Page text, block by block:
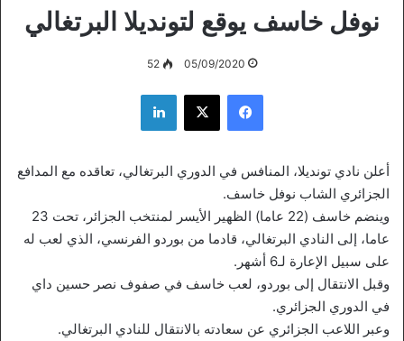
نوفل خاسف يوقع لتونديلا البرتغالي
05/09/2020
52
فيسبوك ‫X لينكدإن
أعلن نادي تونديلا، المنافس في الدوري البرتغالي، تعاقده مع المدافع
الجزائري الشاب نوفل خاسف.
وينضم خاسف (22 عاما) الظهير الأيسر لمنتخب الجزائر، تحت 23
عاما، إلى النادي البرتغالي، قادما من بوردو الفرنسي، الذي لعب له
على سبيل الإعارة لـ6 أشهر.
وقبل الانتقال إلى بوردو، لعب خاسف في صفوف نصر حسين داي
في الدوري الجزائري.
وعبر اللاعب الجزائري عن سعادته بالانتقال للنادي البرتغالي.